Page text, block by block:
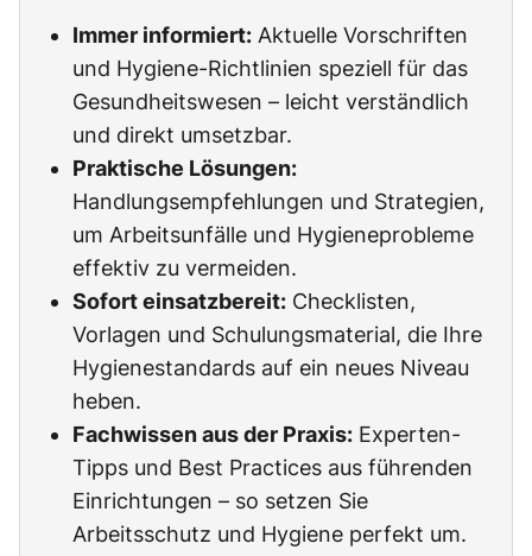
Immer informiert: Aktuelle Vorschriften
und Hygiene-Richtlinien speziell für das
Gesundheitswesen – leicht verständlich
und direkt umsetzbar.
Praktische Lösungen:
Handlungsempfehlungen und Strategien,
um Arbeitsunfälle und Hygieneprobleme
effektiv zu vermeiden.
Sofort einsatzbereit: Checklisten,
Vorlagen und Schulungsmaterial, die Ihre
Hygienestandards auf ein neues Niveau
heben.
Fachwissen aus der Praxis: Experten-
Tipps und Best Practices aus führenden
Einrichtungen – so setzen Sie
Arbeitsschutz und Hygiene perfekt um.